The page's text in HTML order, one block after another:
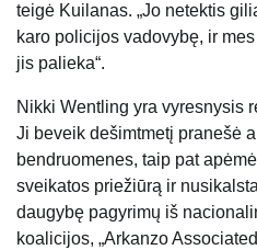
teigė Kuilanas. „Jo netektis
karo policijos vadovybę, ir
jis palieka“.
Nikki Wentling yra vyresnysis
Ji beveik dešimtmetį pranešė
bendruomenes, taip pat
sveikatos priežiūrą ir
daugybę pagyrimų iš
koalicijos, „Arkanzo